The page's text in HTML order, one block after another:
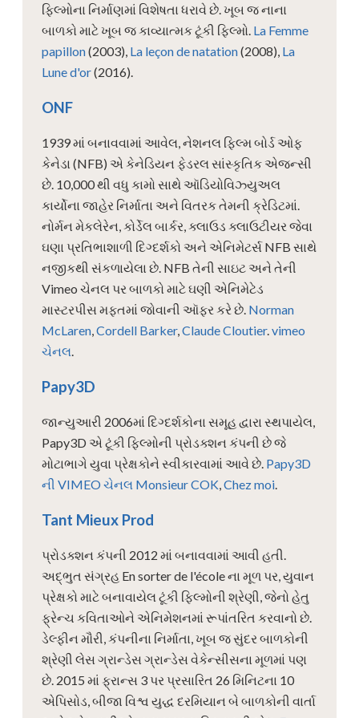
ફિલ્મોના નિર્માણમાં વિશેષતા ધરાવે છે. ખૂબ જ નાના
બાળકો માટે ખૂબ જ કાવ્યાત્મક ટૂંકી ફિલ્મો. La Femme
papillon(2003), La leçon de natation(2008), La
Lune d'or(2016).
ONF
1939 માં બનાવવામાં આવેલ, નેશનલ ફિલ્મ બોર્ડ ઓફ
કેનેડા (NFB) એ કેનેડિયન ફેડરલ સાંસ્કૃતિક એજન્સી
છે. 10,000 થી વધુ કામો સાથે ઑડિયોવિઝ્યુઅલ
કાર્યોના જાહેર નિર્માતા અને વિતરક તેમની ક્રેડિટમાં.
નોર્મન મેકલેરેન, કોર્ડેલ બાર્કર, ક્લાઉડ ક્લાઉટીયર જેવા
ઘણા પ્રતિભાશાળી દિગ્દર્શકો અને એનિમેટર્સ NFB સાથે
નજીકથી સંકળાયેલા છે. NFB તેની સાઇટ અને તેની
Vimeo ચેનલ પર બાળકો માટે ઘણી એનિમેટેડ
માસ્ટરપીસ મફતમાં જોવાની ઑફર કરે છે. Norman
McLaren Cordell Barker, Claude Cloutier. vimeo
ચેનલ
Papy3D
જાન્યુઆરી 2006માં દિગ્દર્શકોના સમૂહ દ્વારા સ્થપાયેલ,
Papy3D એ ટૂંકી ફિલ્મોની પ્રોડક્શન કંપની છે જે
મોટાભાગે યુવા પ્રેક્ષકોને સ્વીકારવામાં આવે છે. Papy3D
ની VIMEO ચેનલ Monsieur COK Chez moi
Tant Mieux Prod
પ્રોડક્શન કંપની 2012 માં બનાવવામાં આવી હતી.
અદ્ભુત સંગ્રહ En sorter de l'école ના મૂળ પર, યુવાન
પ્રેક્ષકો માટે બનાવાયેલ ટૂંકી ફિલ્મોની શ્રેણી, જેનો હેતુ
ફ્રેન્ચ કવિતાઓને એનિમેશનમાં રૂપાંતરિત કરવાનો છે.
ડેલ્ફીન મૌરી, કંપનીના નિર્માતા, ખૂબ જ સુંદર બાળકોની
શ્રેણી લેસ ગ્રાન્ડેસ ગ્રાન્ડેસ વેકેન્સીસના મૂળમાં પણ
છે. 2015 માં ફ્રાન્સ 3 પર પ્રસારિત 26 મિનિટના 10
એપિસોડ, બીજા વિશ્વ યુદ્ધ દરમિયાન બે બાળકોની વાર્તા